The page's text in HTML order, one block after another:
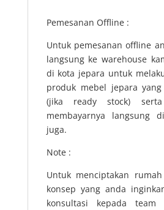
Pemesanan Offline :
Untuk pemesanan offline
langsung ke warehouse
di kota jepara untuk
produk mebel jepara
(jika ready stock)
membayarnya langsung
juga.
Note :
Untuk menciptakan
konsep yang anda
konsultasi kepada team